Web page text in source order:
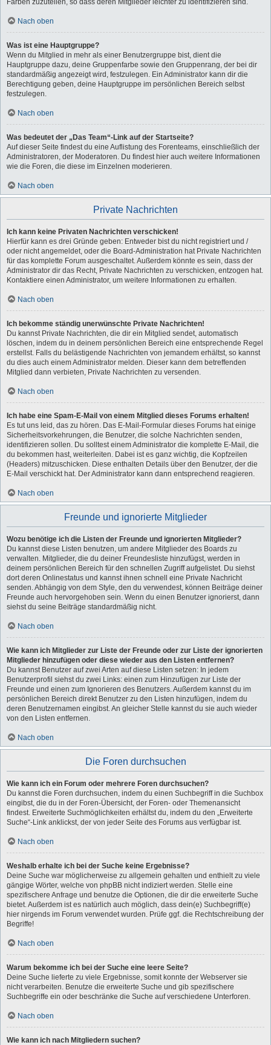
Farben zuzuteilen, so dass deren Mitglieder leichter zu identifizieren sind.
Nach oben
Was ist eine Hauptgruppe?
Wenn du Mitglied in mehr als einer Benutzergruppe bist, dient die
Hauptgruppe dazu, deine Gruppenfarbe sowie den Gruppenrang, der bei dir
standardmäßig angezeigt wird, festzulegen. Ein Administrator kann dir die
Berechtigung geben, deine Hauptgruppe im persönlichen Bereich selbst
festzulegen.
Nach oben
Was bedeutet der „Das Team“-Link auf der Startseite?
Auf dieser Seite findest du eine Auflistung des Forenteams, einschließlich der
Administratoren, der Moderatoren. Du findest hier auch weitere Informationen
wie die Foren, die diese im Einzelnen moderieren.
Nach oben
Private Nachrichten
Ich kann keine Privaten Nachrichten verschicken!
Hierfür kann es drei Gründe geben: Entweder bist du nicht registriert und /
oder nicht angemeldet, oder die Board-Administration hat Private Nachrichten
für das komplette Forum ausgeschaltet. Außerdem könnte es sein, dass der
Administrator dir das Recht, Private Nachrichten zu verschicken, entzogen hat.
Kontaktiere einen Administrator, um weitere Informationen zu erhalten.
Nach oben
Ich bekomme ständig unerwünschte Private Nachrichten!
Du kannst Private Nachrichten, die dir ein Mitglied sendet, automatisch
löschen, indem du in deinem persönlichen Bereich eine entsprechende Regel
erstellst. Falls du belästigende Nachrichten von jemandem erhältst, so kannst
du dies auch einem Administrator melden. Dieser kann dem betreffenden
Mitglied dann verbieten, Private Nachrichten zu versenden.
Nach oben
Ich habe eine Spam-E-Mail von einem Mitglied dieses Forums erhalten!
Es tut uns leid, das zu hören. Das E-Mail-Formular dieses Forums hat einige
Sicherheitsvorkehrungen, die Benutzer, die solche Nachrichten senden,
identifizieren sollen. Du solltest einem Administrator die komplette E-Mail, die
du bekommen hast, weiterleiten. Dabei ist es ganz wichtig, die Kopfzeilen
(Headers) mitzuschicken. Diese enthalten Details über den Benutzer, der die
E-Mail verschickt hat. Der Administrator kann dann entsprechend reagieren.
Nach oben
Freunde und ignorierte Mitglieder
Wozu benötige ich die Listen der Freunde und ignorierten Mitglieder?
Du kannst diese Listen benutzen, um andere Mitglieder des Boards zu
verwalten. Mitglieder, die du deiner Freundesliste hinzufügst, werden in
deinem persönlichen Bereich für den schnellen Zugriff aufgelistet. Du siehst
dort deren Onlinestatus und kannst ihnen schnell eine Private Nachricht
senden. Abhängig von dem Style, den du verwendest, können Beiträge deiner
Freunde auch hervorgehoben sein. Wenn du einen Benutzer ignorierst, dann
siehst du seine Beiträge standardmäßig nicht.
Nach oben
Wie kann ich Mitglieder zur Liste der Freunde oder zur Liste der ignorierten
Mitglieder hinzufügen oder diese wieder aus den Listen entfernen?
Du kannst Benutzer auf zwei Arten auf diese Listen setzen: In jedem
Benutzerprofil siehst du zwei Links: einen zum Hinzufügen zur Liste der
Freunde und einen zum Ignorieren des Benutzers. Außerdem kannst du im
persönlichen Bereich direkt Benutzer zu den Listen hinzufügen, indem du
deren Benutzernamen eingibst. An gleicher Stelle kannst du sie auch wieder
von den Listen entfernen.
Nach oben
Die Foren durchsuchen
Wie kann ich ein Forum oder mehrere Foren durchsuchen?
Du kannst die Foren durchsuchen, indem du einen Suchbegriff in die Suchbox
eingibst, die du in der Foren-Übersicht, der Foren- oder Themenansicht
findest. Erweiterte Suchmöglichkeiten erhältst du, indem du den „Erweiterte
Suche“-Link anklickst, der von jeder Seite des Forums aus verfügbar ist.
Nach oben
Weshalb erhalte ich bei der Suche keine Ergebnisse?
Deine Suche war möglicherweise zu allgemein gehalten und enthielt zu viele
gängige Wörter, welche von phpBB nicht indiziert werden. Stelle eine
spezifischere Anfrage und benutze die Optionen, die dir die erweiterte Suche
bietet. Außerdem ist es natürlich auch möglich, dass dein(e) Suchbegriff(e)
hier nirgends im Forum verwendet wurden. Prüfe ggf. die Rechtschreibung der
Begriffe!
Nach oben
Warum bekomme ich bei der Suche eine leere Seite?
Deine Suche lieferte zu viele Ergebnisse, somit konnte der Webserver sie
nicht verarbeiten. Benutze die erweiterte Suche und gib spezifischere
Suchbegriffe ein oder beschränke die Suche auf verschiedene Unterforen.
Nach oben
Wie kann ich nach Mitgliedern suchen?